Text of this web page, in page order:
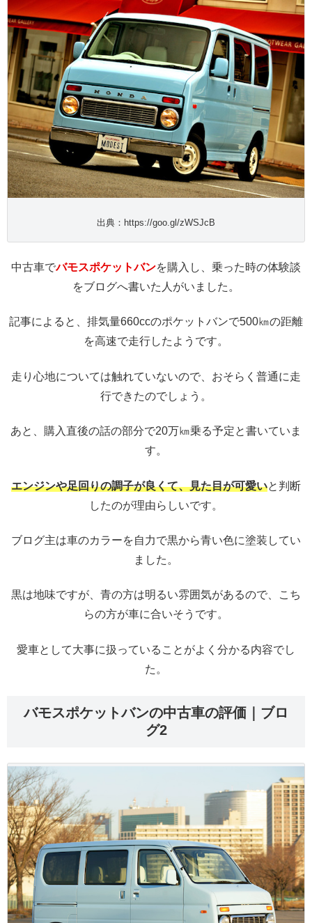
出典：https://goo.gl/zWSJcB
中古車でバモスポケットバンを購入し、乗った時の体験談
をブログへ書いた人がいました。
記事によると、排気量660ccのポケットバンで500㎞の距離
を高速で走行したようです。
走り心地については触れていないので、おそらく普通に走
行できたのでしょう。
あと、購入直後の話の部分で20万㎞乗る予定と書いていま
す。
エンジンや足回りの調子が良くて、見た目が可愛いと判断
したのが理由らしいです。
ブログ主は車のカラーを自力で黒から青い色に塗装してい
ました。
黒は地味ですが、青の方は明るい雰囲気があるので、こち
らの方が車に合いそうです。
愛車として大事に扱っていることがよく分かる内容でし
た。
バモスポケットバンの中古車の評価｜ブロ
グ2